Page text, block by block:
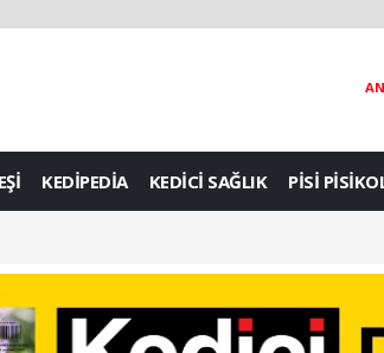
KEDİPEDİA KEDİCİ SAĞLIK PİSİ